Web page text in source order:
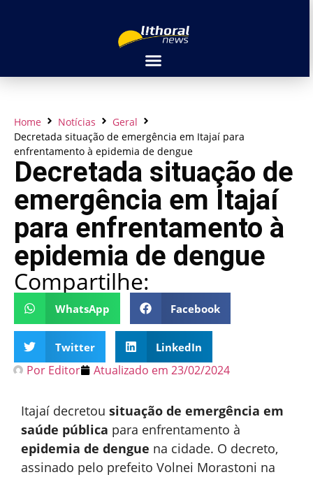
Home Notícias
Geral
Decretada situação de emergência em Itajaí para
enfrentamento à epidemia de dengue
Decretada situação de
emergência em Itajaí
para enfrentamento à
epidemia de dengue
Compartilhe:
WhatsApp Facebook
Twitter LinkedIn
Por Editor Atualizado em 23/02/2024
Itajaí decretou situação de emergência em
saúde pública para enfrentamento à
epidemia de dengue na cidade. O decreto,
assinado pelo prefeito Volnei Morastoni na